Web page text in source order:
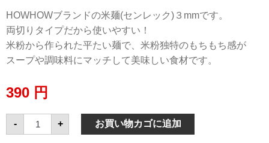
HOWHOWブランドの米麺(センレック)３mmです。
両切りタイプだから使いやすい！
米粉から作られた平たい麺で、米粉独特のもちもち感が
スープや調味料にマッチして美味しい食材です。
390 円
-
ビ
フ
+ お買い物カゴに追加